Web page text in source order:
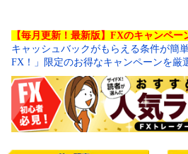
【毎月更新！最新版】FXのキャンペー
キャッシュバックがもらえる条件が簡
FX！」限定のお得なキャンペーンを厳